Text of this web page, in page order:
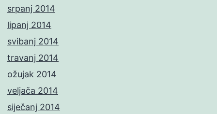
srpanj 2014
lipanj 2014
svibanj 2014
travanj 2014
ožujak 2014
veljača 2014
siječanj 2014